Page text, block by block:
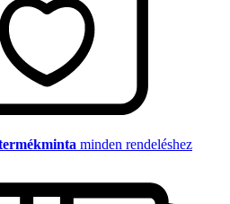
minden rendeléshez